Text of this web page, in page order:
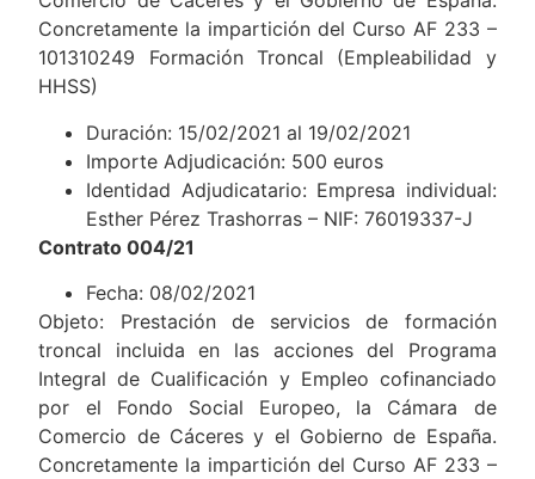
Concretamente la impartición del Curso AF 233 –
101310249 Formación Troncal (Empleabilidad y
HHSS)
Duración: 15/02/2021 al 19/02/2021
Importe Adjudicación: 500 euros
Identidad Adjudicatario: Empresa individual:
Esther Pérez Trashorras – NIF: 76019337-J
Contrato 004/21
Fecha: 08/02/2021
Objeto: Prestación de servicios de formación
troncal incluida en las acciones del Programa
Integral de Cualificación y Empleo cofinanciado
por el Fondo Social Europeo, la Cámara de
Comercio de Cáceres y el Gobierno de España.
Concretamente la impartición del Curso AF 233 –